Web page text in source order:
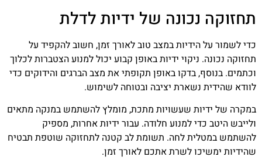
תחזוקה נכונה של ידיות לדלת
כדי לשמור על הידיות במצב טוב לאורך זמן, חשוב להקפיד על
תחזוקה נכונה. ניקוי ידיות באופן קבוע יכול למנוע הצטברות לכלוך
וכתמים. בנוסף, בדקו באופן תקופתי את מצב הברגים והידוקים כדי
לוודא שהידית נשארת יציבה ובטוחה לשימוש.
במקרה של ידיות שעשויות מתכת, מומלץ להשתמש במנקה מתאים
ולייבש היטב כדי למנוע חלודה. עבור ידיות אחרות, מספיק
להשתמש במטלית לחה. תשומת לב קטנה לתחזוקה שוטפת תבטיח
שהידיות ימשיכו לשרת אתכם לאורך זמן.